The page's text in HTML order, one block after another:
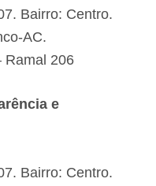
Bairro: Centro.
AC.
Ramal 206
e
Bairro: Centro.